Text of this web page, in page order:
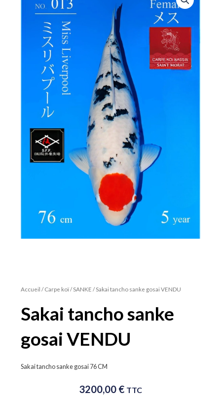
Accueil /Carpe koï/SANKE / Sakai tancho sanke gosai VENDU
Sakai tancho sanke
gosai VENDU
Sakai tancho sanke gosai 76 CM
3200,00 € TTC